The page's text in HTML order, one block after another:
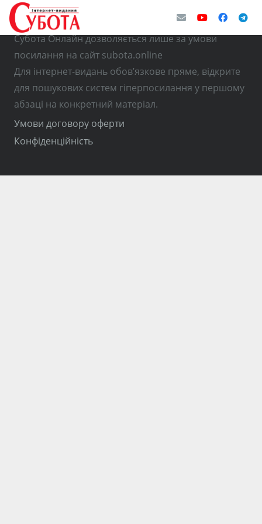
© Використання матеріалів з інтернет-видання
Субота Онлайн дозволяється лише за умови
посилання на сайт subota.online
Для інтернет-видань обов’язкове пряме, відкрите
для пошукових систем гіперпосилання у першому
абзаці на конкретний матеріал.
Умови договору оферти
Конфіденційність